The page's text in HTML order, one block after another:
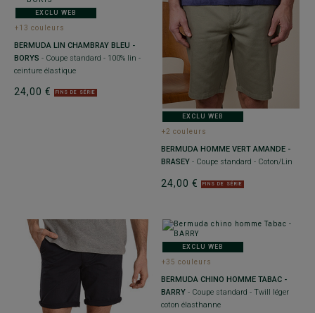
EXCLU WEB
+13 couleurs
BERMUDA LIN CHAMBRAY BLEU -
BORYS - Coupe standard - 100% lin -
ceinture élastique
24,00 € FINS DE SÉRIE
EXCLU WEB
+2 couleurs
BERMUDA HOMME VERT AMANDE -
BRASEY - Coupe standard - Coton/Lin
24,00 € FINS DE SÉRIE
EXCLU WEB
+35 couleurs
BERMUDA CHINO HOMME TABAC -
BARRY - Coupe standard - Twill léger
coton élasthanne